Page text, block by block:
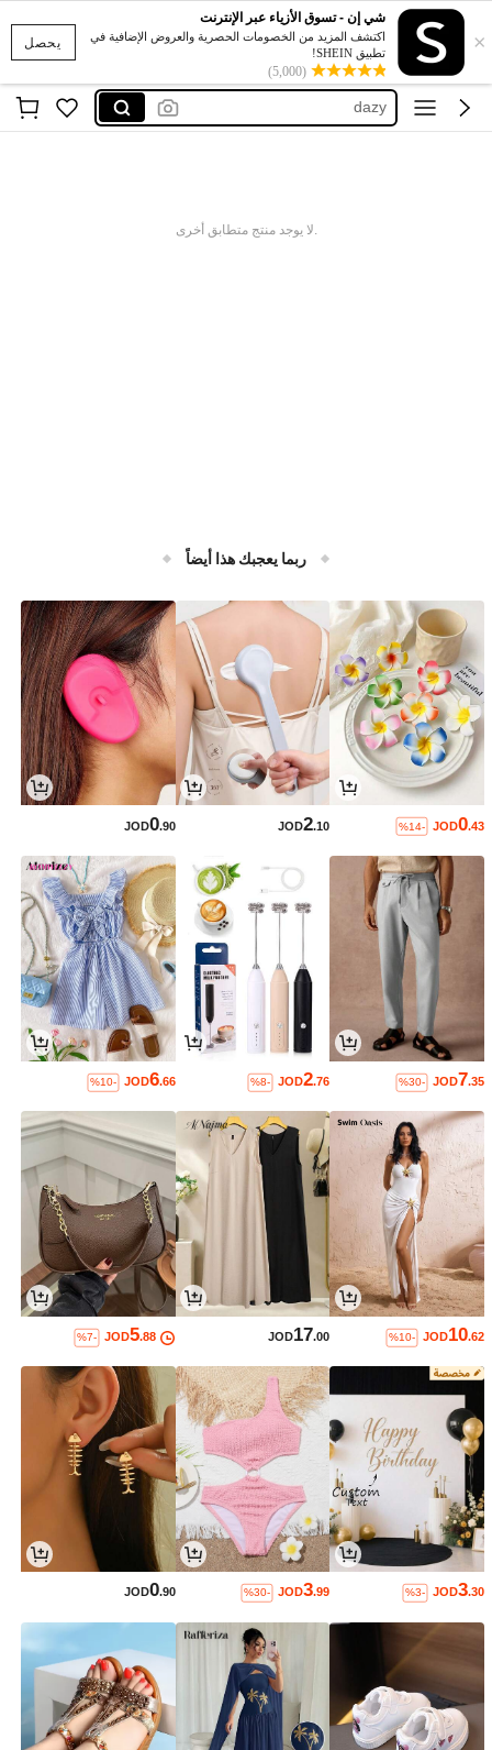
يحصل ×
شي إن - تسوق الأزياء عبر الإنترنت
اكتشف المزيد من الخصومات الحصرية والعروض الإضافية في
تطبيق SHEIN!
(5,000)
maija
kpytomoa
motf
dazy
.لا يوجد منتج متطابق أخرى
ربما يعجبك هذا أيضاً
JOD0.43
%14-
JOD2.10
JOD0.90
JOD7.35
%30-
JOD2.76
%8-
JOD6.66
%10-
JOD10.62
%10-
JOD17.00
JOD5.88
%7-
JOD3.30
%3-
JOD3.99
%30-
JOD0.90